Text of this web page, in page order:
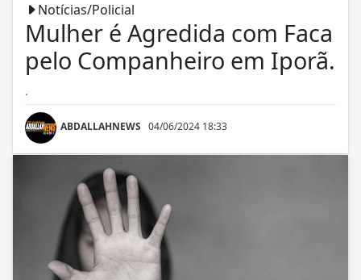
Notícias/Policial
Mulher é Agredida com Faca
pelo Companheiro em Iporã.
.
ABDALLAHNEWS 04/06/2024 18:33